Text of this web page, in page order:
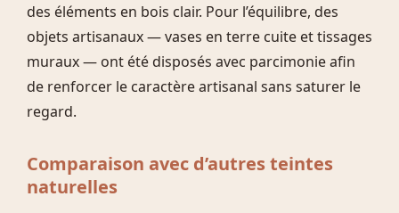
des éléments en bois clair. Pour l’équilibre, des
objets artisanaux — vases en terre cuite et tissages
muraux — ont été disposés avec parcimonie afin
de renforcer le caractère artisanal sans saturer le
regard.
Comparaison avec d’autres teintes
naturelles